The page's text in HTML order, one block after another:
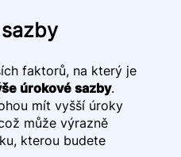
faktorů, na který je
úrokové sazby.
mít vyšší úroky
může výrazně
kterou budete